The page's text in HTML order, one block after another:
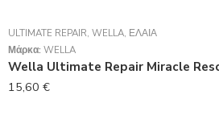
ULTIMATE REPAIR, WELLA, ΈΛΑΙΑ
Μάρκα: WELLA
Wella Ultimate Repair Miracle
15,60 €